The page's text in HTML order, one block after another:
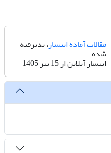
مقالات آماده انتشار، پذیرفته
شده
انتشار آنلاین از 15 تیر 1405